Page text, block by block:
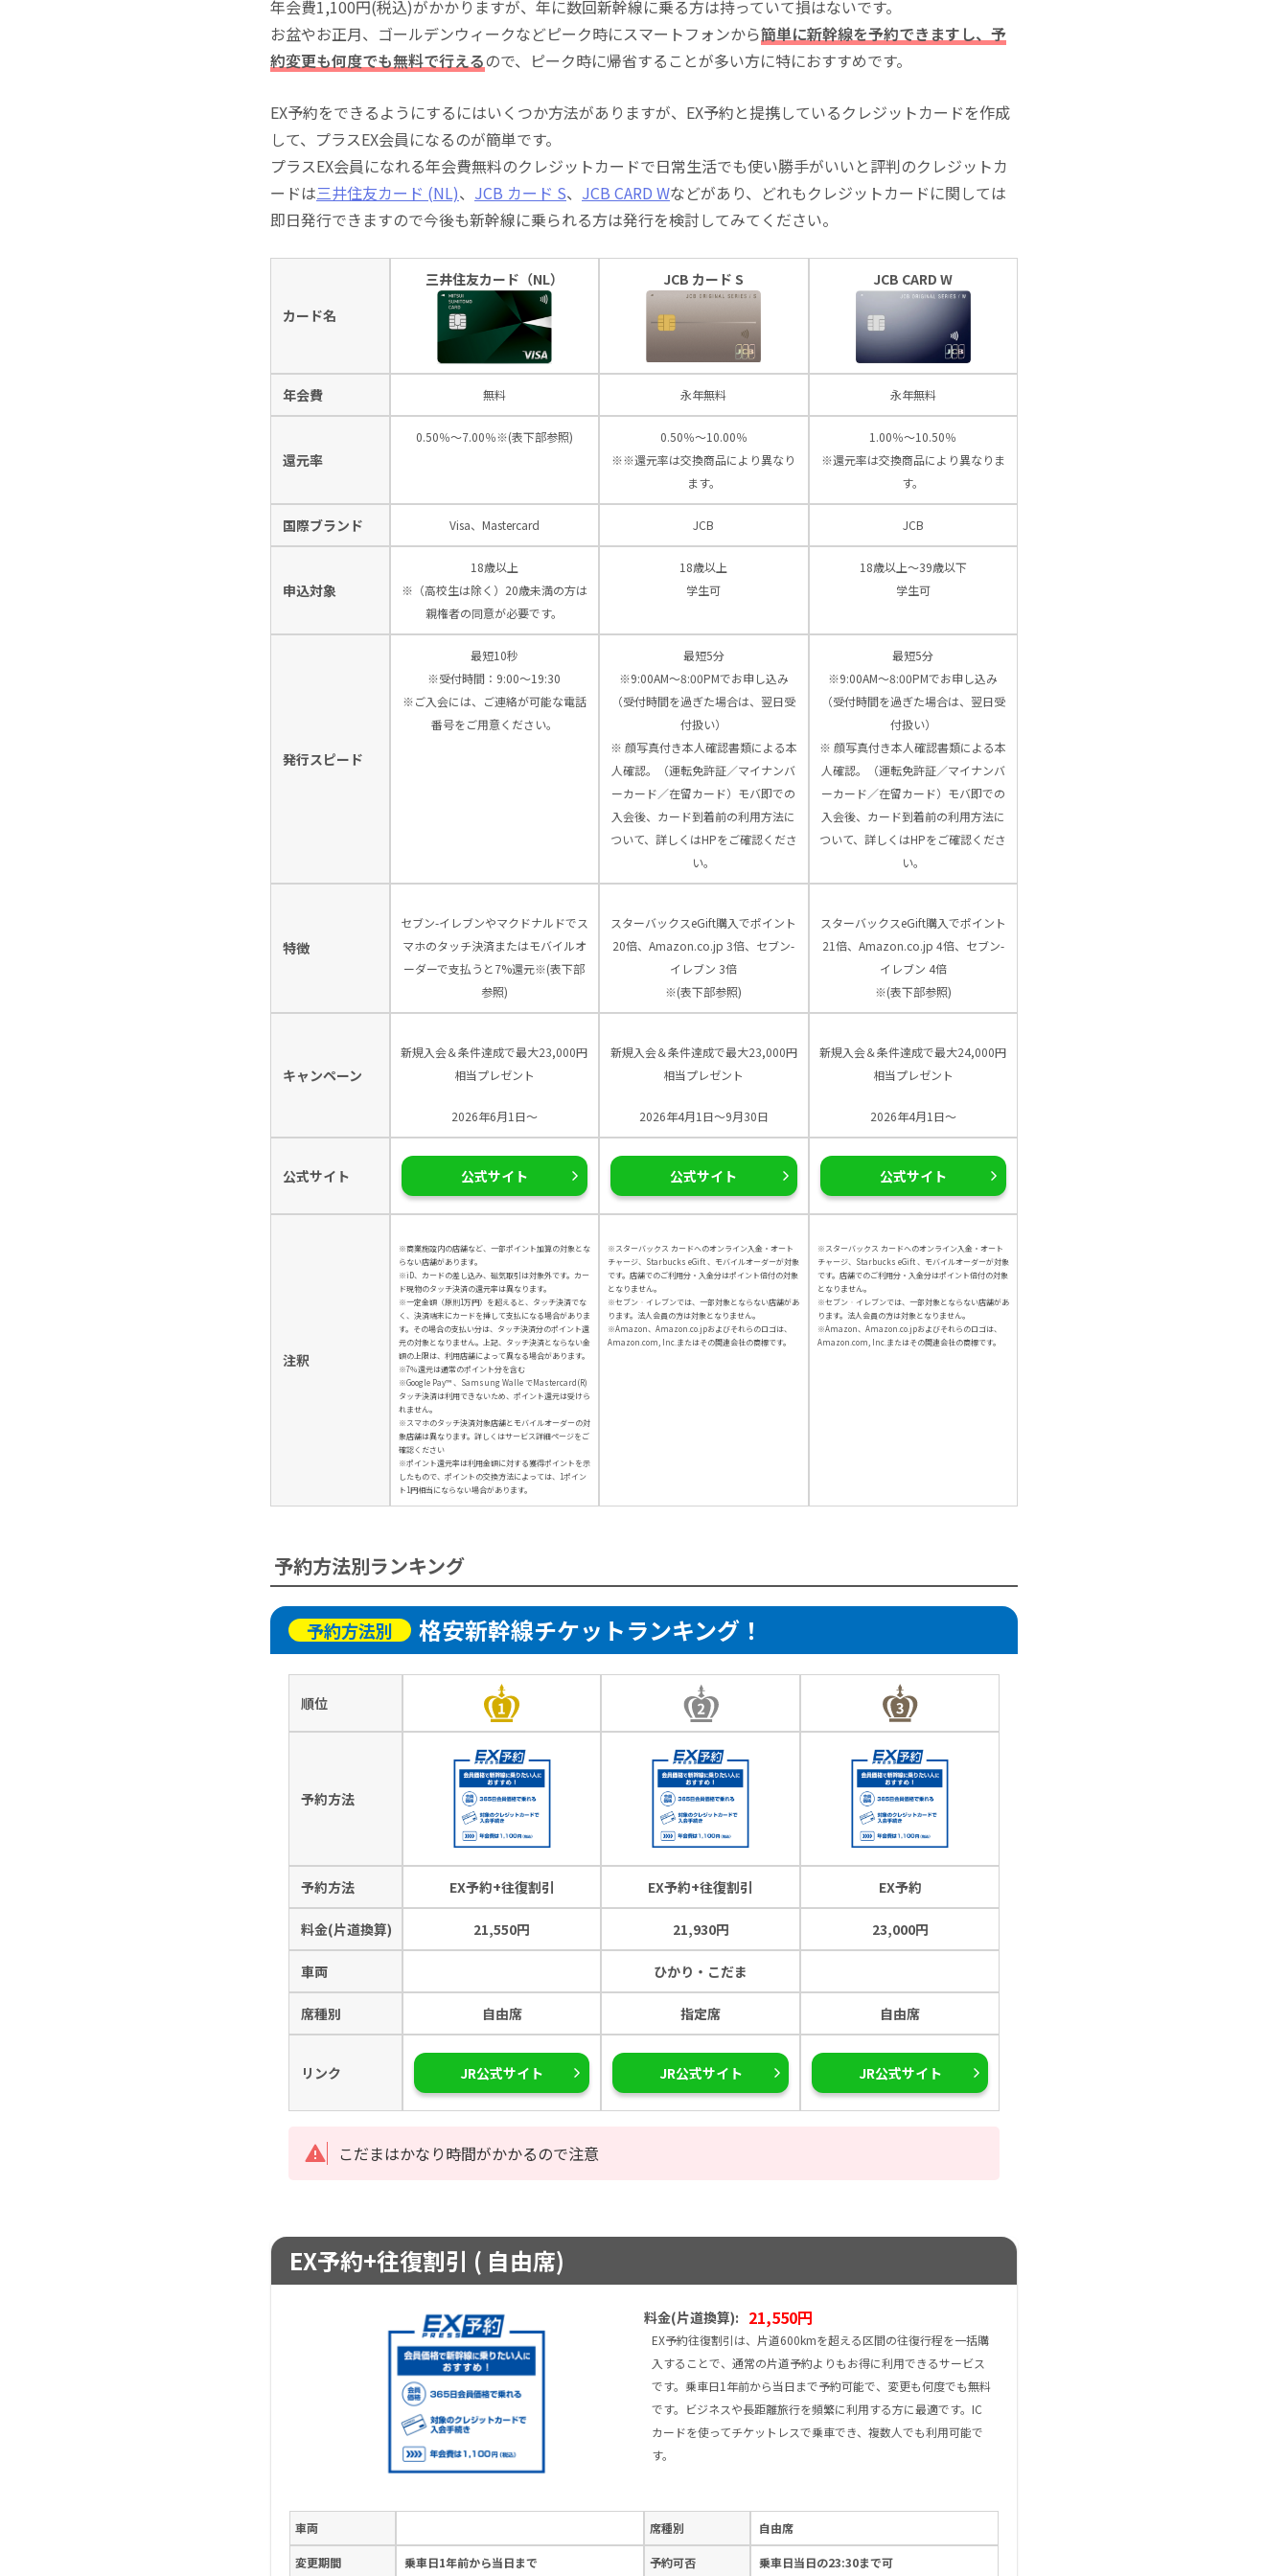
年会費1,100円(税込)がかかりますが、年に数回新幹線に乗る方は持っていて損はないです。
お盆やお正月、ゴールデンウィークなどピーク時にスマートフォンから簡単に新幹線を予約できますし、予
約変更も何度でも無料で行えるので、ピーク時に帰省することが多い方に特におすすめです。
EX予約をできるようにするにはいくつか方法がありますが、EX予約と提携しているクレジットカードを作成
して、プラスEX会員になるのが簡単です。
プラスEX会員になれる年会費無料のクレジットカードで日常生活でも使い勝手がいいと評判のクレジットカ
ードは三井住友カード (NL)、 JCB カード S、 JCB CARD Wなどがあり、どれもクレジットカードに関しては
即日発行できますので今後も新幹線に乗られる方は発行を検討してみてください。
カード名
三井住友カード（NL） JCB カード S JCB CARD W
年会費 無料 永年無料 永年無料
還元率
0.50％～7.00％※(表下部参照)
0.50％～10.00％
※※還元率は交換商品により異なり
ます。
1.00％～10.50％
※還元率は交換商品により異なりま
す。
国際ブランド Visa、Mastercard JCB JCB
申込対象
18歳以上
※（高校生は除く）20歳未満の方は
親権者の同意が必要です。
18歳以上
学生可
18歳以上～39歳以下
学生可
発行スピード
最短10秒
※受付時間：9:00〜19:30
※ご入会には、ご連絡が可能な電話
番号をご用意ください。
最短5分
※9:00AM～8:00PMでお申し込み
（受付時間を過ぎた場合は、翌日受
付扱い）
※ 顔写真付き本人確認書類による本
人確認。（運転免許証／マイナンバ
ーカード／在留カード）モバ即での
入会後、カード到着前の利用方法に
ついて、詳しくはHPをご確認くださ
い。
最短5分
※9:00AM～8:00PMでお申し込み
（受付時間を過ぎた場合は、翌日受
付扱い）
※ 顔写真付き本人確認書類による本
人確認。（運転免許証／マイナンバ
ーカード／在留カード）モバ即での
入会後、カード到着前の利用方法に
ついて、詳しくはHPをご確認くださ
い。
特徴
セブン-イレブンやマクドナルドでス
マホのタッチ決済またはモバイルオ
ーダーで支払うと7%還元※(表下部
参照)
スターバックスeGift購入でポイント
20倍、Amazon.co.jp 3倍、セブン-
イレブン 3倍
※(表下部参照)
スターバックスeGift購入でポイント
21倍、Amazon.co.jp 4倍、セブン-
イレブン 4倍
※(表下部参照)
キャンペーン
新規入会＆条件達成で最大23,000円
相当プレゼント
2026年6月1日～
新規入会＆条件達成で最大23,000円
相当プレゼント
2026年4月1日～9月30日
新規入会＆条件達成で最大24,000円
相当プレゼント
2026年4月1日～
公式サイト 公式サイト 公式サイト 公式サイト
注釈
※商業施設内の店舗など、一部ポイント加算の対象とな
らない店舗があります。
※iD、カードの差し込み、磁気取引は対象外です。カー
ド現物のタッチ決済の還元率は異なります。
※一定金額（原則1万円）を超えると、タッチ決済でな
く、決済端末にカードを挿して支払になる場合がありま
す。その場合の支払い分は、タッチ決済分のポイント還
元の対象となりません。上記、タッチ決済とならない金
額の上限は、利用店舗によって異なる場合があります。
※7％還元は通常のポイント分を含む
※Google Pay™ 、Samsung Walle でMastercard(R)
タッチ決済は利用できないため、ポイント還元は受けら
れません。
※スマホのタッチ決済対象店舗とモバイルオーダーの対
象店舗は異なります。詳しくはサービス詳細ページをご
確認ください
※ポイント還元率は利用金額に対する獲得ポイントを示
したもので、ポイントの交換方法によっては、1ポイン
ト1円相当にならない場合があります。
※スターバックス カードへのオンライン入金・オート
チャージ、Starbucks eGift 、モバイルオーダーが対象
です。店舗でのご利用分・入金分はポイント倍付の対象
となりません。
※セブン‐イレブンでは、一部対象とならない店舗があ
ります。法人会員の方は対象となりません。
※Amazon、Amazon.co.jpおよびそれらのロゴは、
Amazon.com, Inc.またはその関連会社の商標です。
※スターバックス カードへのオンライン入金・オート
チャージ、Starbucks eGift 、モバイルオーダーが対象
です。店舗でのご利用分・入金分はポイント倍付の対象
となりません。
※セブン‐イレブンでは、一部対象とならない店舗があ
ります。法人会員の方は対象となりません。
※Amazon、Amazon.co.jpおよびそれらのロゴは、
Amazon.com, Inc.またはその関連会社の商標です。
予約方法別ランキング
予約方法別 格安新幹線チケットランキング！
順位
予約方法
予約方法 EX予約+往復割引 EX予約+往復割引 EX予約
料金(片道換算) 21,550円 21,930円 23,000円
車両 ひかり・こだま
席種別 自由席 指定席 自由席
リンク JR公式サイト JR公式サイト JR公式サイト
こだまはかなり時間がかかるので注意
EX予約+往復割引 ( 自由席)
料金(片道換算): 21,550円
EX予約往復割引は、片道600kmを超える区間の往復行程を一括購
入することで、通常の片道予約よりもお得に利用できるサービス
です。乗車日1年前から当日まで予約可能で、変更も何度でも無料
です。ビジネスや長距離旅行を頻繁に利用する方に最適です。IC
カードを使ってチケットレスで乗車でき、複数人でも利用可能で
す。
車両 席種別 自由席
変更期間 乗車日1年前から当日まで 予約可否 乗車日当日の23:30まで可